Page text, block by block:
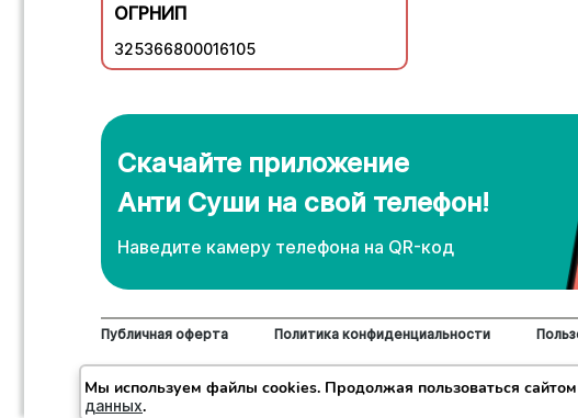
ОГРНИП
325366800016105
Скачайте приложение
Анти Суши на свой телефон!
Наведите камеру телефона нa QR-код
Публичная оферта Политика конфиденциальности
Мы используем файлы cookies. Продолжая пользоваться
данных.